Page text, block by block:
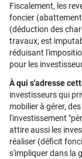
Fiscalement, les
foncier (abattement
(déduction des
travaux, est
réduisant
pour les
À qui s'adresse
investisseurs qui
mobilier à gérer,
l'investissement
attire aussi les
réaliser (déficit
s'impliquer dans la